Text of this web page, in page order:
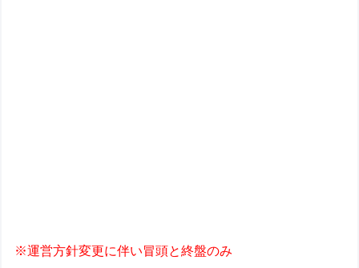
※運営方針変更に伴い冒頭と終盤のみ